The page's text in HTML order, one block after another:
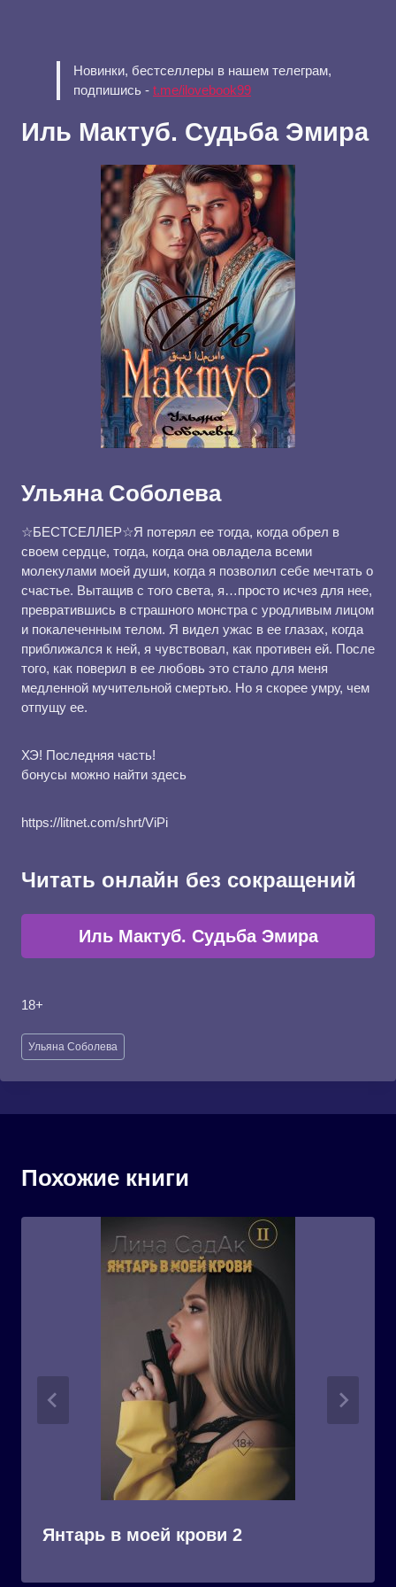
Новинки, бестселлеры в нашем телеграм,
подпишись - t.me/ilovebook99
Иль Мактуб. Судьба Эмира
Ульяна Соболева
☆БЕСТСЕЛЛЕР☆Я потерял ее тогда, когда обрел в
своем сердце, тогда, когда она овладела всеми
молекулами моей души, когда я позволил себе мечтать о
счастье. Вытащив с того света, я…просто исчез для нее,
превратившись в страшного монстра с уродливым лицом
и покалеченным телом. Я видел ужас в ее глазах, когда
приближался к ней, я чувствовал, как противен ей. После
того, как поверил в ее любовь это стало для меня
медленной мучительной смертью. Но я скорее умру, чем
отпущу ее.
ХЭ! Последняя часть!
бонусы можно найти здесь
https://litnet.com/shrt/ViPi
Читать онлайн без сокращений
Иль Мактуб. Судьба Эмира
18+
Метки
записи:
Ульяна Соболева
Похожие книги
Янтарь в моей крови 2